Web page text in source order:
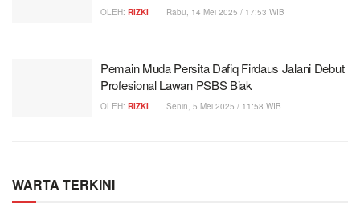
OLEH: RIZKI Rabu, 14 Mei 2025 / 17:53 WIB
Pemain Muda Persita Dafiq Firdaus Jalani Debut
Profesional Lawan PSBS Biak
OLEH: RIZKI Senin, 5 Mei 2025 / 11:58 WIB
WARTA TERKINI